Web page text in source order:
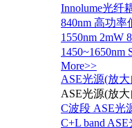
Innolume光纤
840nm 高功
1550nm 2mW
1450~1650nm
More>>
ASE光源(放
ASE光源(放
C波段 ASE光
C+L band